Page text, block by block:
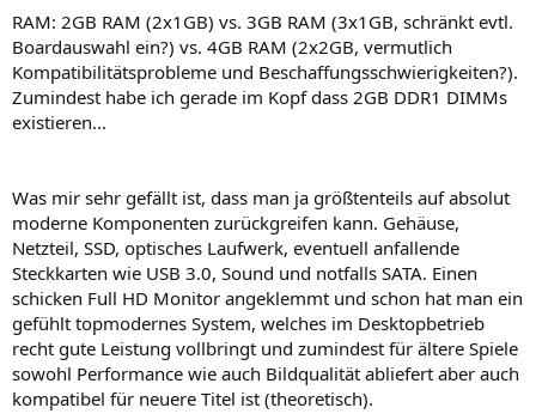
RAM: 2GB RAM (2x1GB) vs. 3GB RAM (3x1GB, schränkt evtl.
Boardauswahl ein?) vs. 4GB RAM (2x2GB, vermutlich
Kompatibilitätsprobleme und Beschaffungsschwierigkeiten?).
Zumindest habe ich gerade im Kopf dass 2GB DDR1 DIMMs
existieren...
Was mir sehr gefällt ist, dass man ja größtenteils auf absolut
moderne Komponenten zurückgreifen kann. Gehäuse,
Netzteil, SSD, optisches Laufwerk, eventuell anfallende
Steckkarten wie USB 3.0, Sound und notfalls SATA. Einen
schicken Full HD Monitor angeklemmt und schon hat man ein
gefühlt topmodernes System, welches im Desktopbetrieb
recht gute Leistung vollbringt und zumindest für ältere Spiele
sowohl Performance wie auch Bildqualität abliefert aber auch
kompatibel für neuere Titel ist (theoretisch).